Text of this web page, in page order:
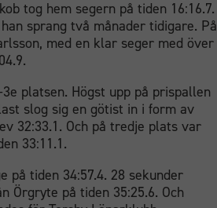
tog hem segern på tiden 16:16.7.
sprang två månader tidigare. På
med en klar seger med över
platsen. Högst upp på prispallen
slog sig en götist in i form av
32:33.1. Och på tredje plats var
33:11.1.
på tiden 34:57.4. 28 sekunder
Örgryte på tiden 35:25.6. Och